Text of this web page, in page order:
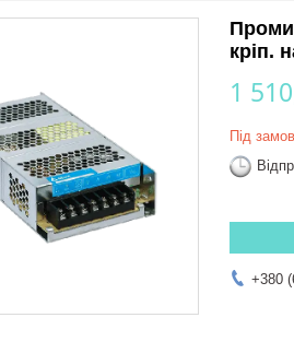
кріп.
1
Під
+380